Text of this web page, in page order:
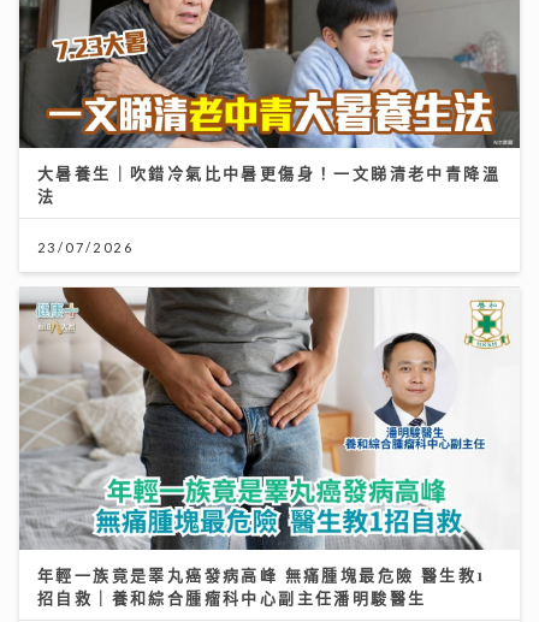
大暑養生｜吹錯冷氣比中暑更傷身！一文睇清老中青降溫
法
23/07/2026
年輕一族竟是睪丸癌發病高峰 無痛腫塊最危險 醫生教1
招自救｜養和綜合腫瘤科中心副主任潘明駿醫生